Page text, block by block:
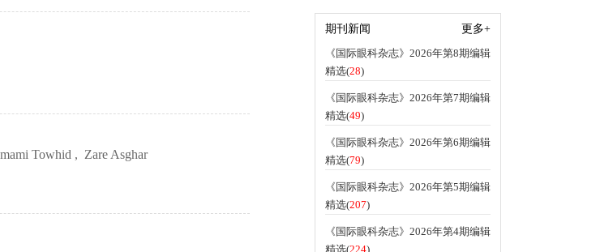
Towhid , Zare Asghar
期刊新闻
更多+
《国际眼科杂志》2026年第8期编辑
精选(28)
《国际眼科杂志》2026年第7期编辑
精选(49)
《国际眼科杂志》2026年第6期编辑
精选(79)
《国际眼科杂志》2026年第5期编辑
精选(207)
《国际眼科杂志》2026年第4期编辑
精选(224)